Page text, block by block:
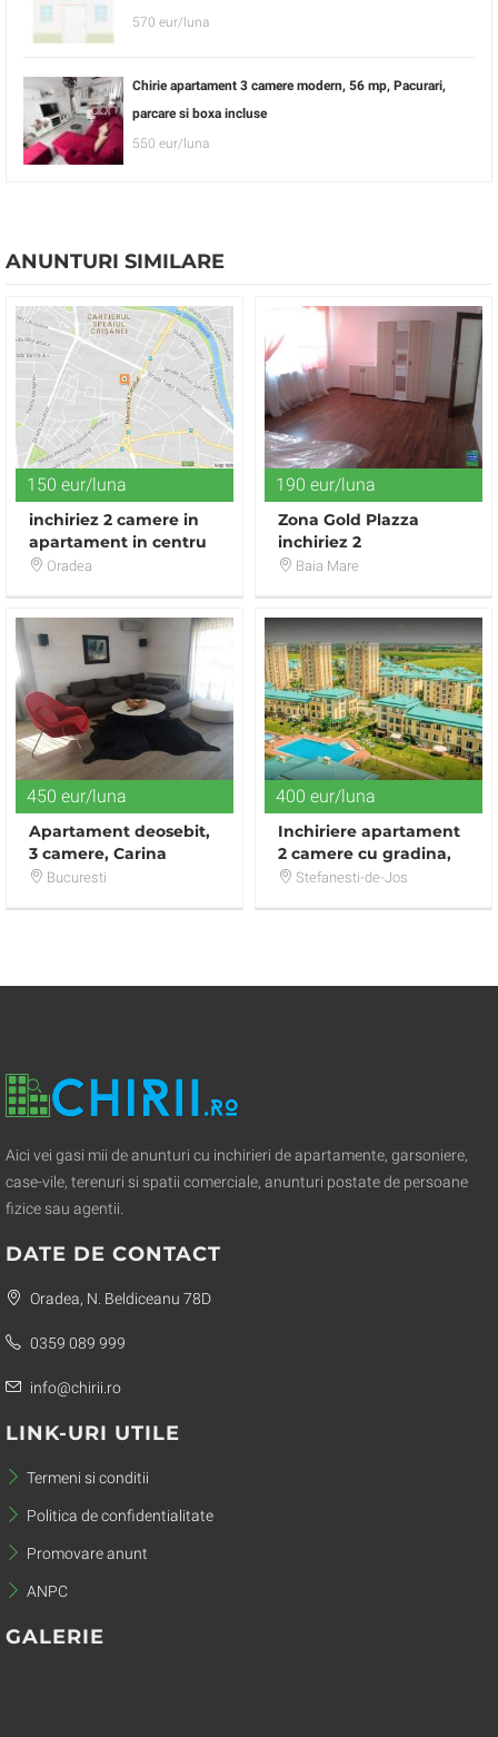
570 eur/luna
Chirie apartament 3 camere modern, 56 mp, Pacurari,
parcare si boxa incluse
550 eur/luna
ANUNTURI SIMILARE
150 eur/luna
inchiriez 2 camere in
apartament in centru
(pentru fete)
Oradea
190 eur/luna
Zona Gold Plazza
inchiriez 2
Baia Mare
450 eur/luna
Apartament deosebit,
3 camere, Carina
Residence - Pipera
Bucuresti
400 eur/luna
Inchiriere apartament
2 camere cu gradina,
terasa si piscina
Stefanesti-de-Jos
Aici vei gasi mii de anunturi cu inchirieri de apartamente, garsoniere,
case-vile, terenuri si spatii comerciale, anunturi postate de persoane
fizice sau agentii.
DATE DE CONTACT
Oradea, N. Beldiceanu 78D
0359 089 999
info@chirii.ro
LINK-URI UTILE
Termeni si conditii
Politica de confidentialitate
Promovare anunt
ANPC
GALERIE